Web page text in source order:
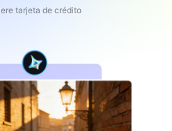
tarjeta de crédito